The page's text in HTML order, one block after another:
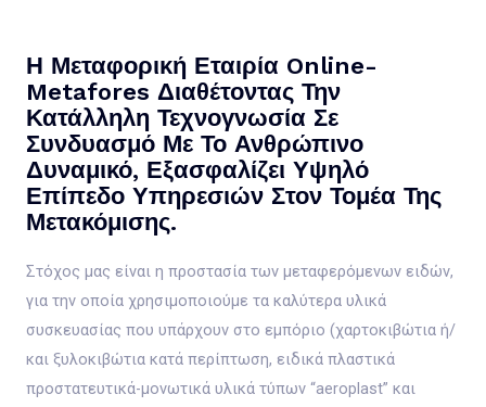
Η Μεταφορική Εταιρία Online-
Metafores Διαθέτοντας Την
Κατάλληλη Τεχνογνωσία Σε
Συνδυασμό Με Το Ανθρώπινο
Δυναμικό, Εξασφαλίζει Υψηλό
Επίπεδο Υπηρεσιών Στον Τομέα Της
Μετακόμισης.
Στόχος μας είναι η προστασία των μεταφερόμενων ειδών,
για την οποία χρησιμοποιούμε τα καλύτερα υλικά
συσκευασίας που υπάρχουν στο εμπόριο (χαρτοκιβώτια ή/
και ξυλοκιβώτια κατά περίπτωση, ειδικά πλαστικά
προστατευτικά-μονωτικά υλικά τύπων “aeroplast” και